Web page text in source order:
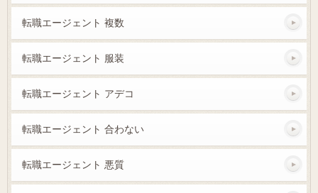
転職エージェント 複数
転職エージェント 服装
転職エージェント アデコ
転職エージェント 合わない
転職エージェント 悪質